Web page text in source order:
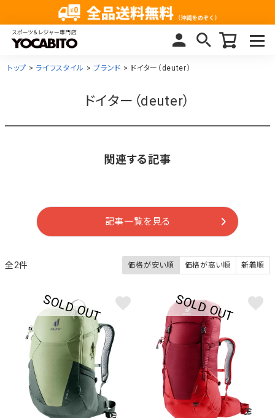
トップ ライフスタイル ブランド ドイター（deuter）
ドイター（deuter）
関連する記事
記事一覧を見る
価格が安い順 価格が高い順 新着順
2